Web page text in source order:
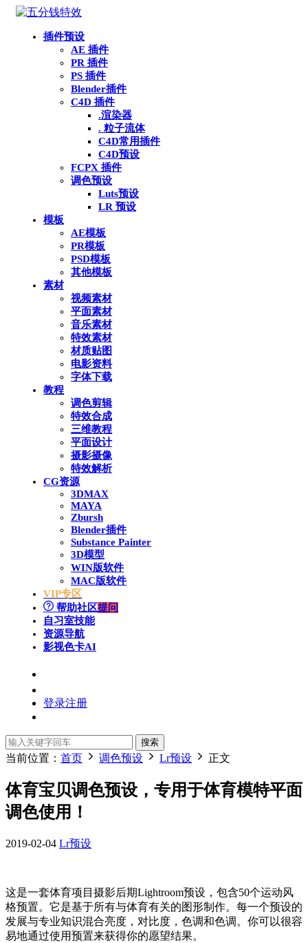
插件预设
AE 插件
PR 插件
PS 插件
Blender插件
C4D 插件
.渲染器
. 粒子流体
C4D常用插件
C4D预设
FCPX 插件
调色预设
Luts预设
LR 预设
模板
AE模板
PR模板
PSD模板
其他模板
素材
视频素材
平面素材
音乐素材
特效素材
材质贴图
电影资料
字体下载
教程
调色剪辑
特效合成
三维教程
平面设计
摄影摄像
特效解析
CG资源
3DMAX
MAYA
Zbursh
Blender插件
Substance Painter
3D模型
WIN版软件
MAC版软件
VIP专区
帮助社区提问
自习室技能
资源导航
影视色卡AI
登录注册
搜索
当前位置： 首页 调色预设 Lr预设 正文
体育宝贝调色预设，专用于体育模特平面
调色使用！
2019-02-04 Lr预设
这是一套体育项目摄影后期Lightroom预设，包含50个运动风
格预置。它是基于所有与体育有关的图形制作。每一个预设的
发展与专业知识混合亮度，对比度，色调和色调。你可以很容
易地通过使用预置来获得你的愿望结果。